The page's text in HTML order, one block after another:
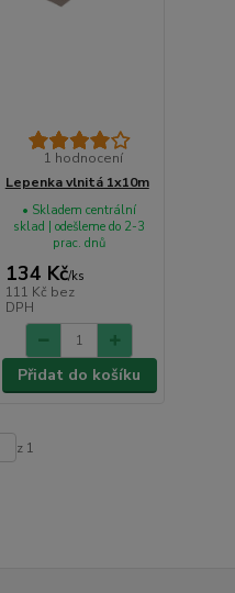
1 hodnocení
Lepenka vlnitá 1x10m
134 Kč/ks
111 Kč bez
DPH
• Skladem centrální
sklad | odešleme do 2-3
prac. dnů
Přidat do košíku
z 1